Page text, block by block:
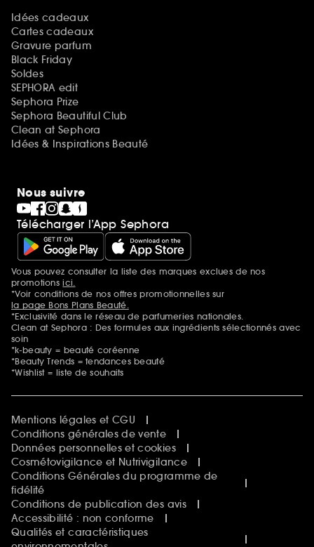
Idées cadeaux
Cartes cadeaux
Gravure parfum
Black Friday
Soldes
SEPHORA edit
Sephora Prize
Sephora Beautiful Club
Clean at Sephora
Idées & Inspirations Beauté
Nous suivre
Télécharger l’App Sephora
Mentions additionnelles
Vous pouvez consulter la liste des marques exclues de nos
promotionsici.
*Voir conditions de nos offres promotionnelles sur
la page Bons Plans Beauté.
*Exclusivité dans le réseau de parfumeries nationales.
Clean at Sephora : Des formules aux ingrédients sélectionnés avec
soin
*k-beauty = beauté coréenne
*Beauty Trends = tendances beauté
*Wishlist = liste de souhaits
Mentions légales et CGU
Conditions générales de vente
Données personnelles et cookies
Cosmétovigilance et Nutrivigilance
Conditions Générales du programme de
fidélité
Conditions de publication des avis
Accessibilité : non conforme
Qualités et caractéristiques